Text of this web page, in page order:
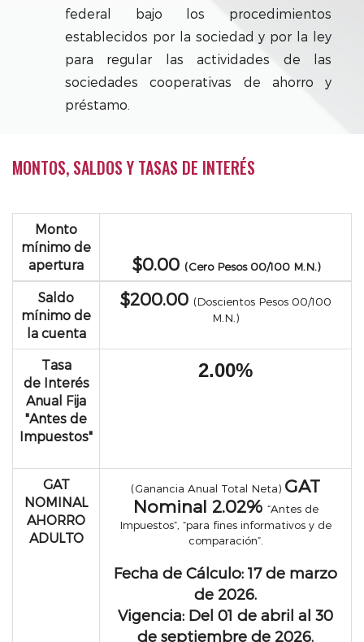
federal bajo los procedimientos
establecidos por la sociedad y por la ley
para regular las actividades de las
sociedades cooperativas de ahorro y
préstamo.
MONTOS, SALDOS Y TASAS DE INTERÉS
Monto
mínimo de
apertura
$0.00 (Cero Pesos 00/100 M.N.)
Saldo
mínimo de
la cuenta
$200.00 (Doscientos Pesos 00/100
M.N.)
Tasa
de Interés
Anual Fija
"Antes de
Impuestos"
2.00%
GAT
NOMINAL
AHORRO
ADULTO
(Ganancia Anual Total Neta) GAT
Nominal 2.02% “Antes de
Impuestos”, “para fines informativos y de
comparación”.
Fecha de Cálculo: 17 de marzo
de 2026.
Vigencia: Del 01 de abril al 30
de septiembre de 2026.